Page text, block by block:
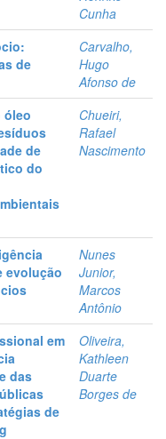
Cunha
de
Carvalho,
Hugo
Afonso de
óleo
de
do
Chueiri,
Rafael
Nascimento
evolução
Nunes
Junior,
Marcos
Antônio
em
das
de
Oliveira,
Kathleen
Duarte
Borges de